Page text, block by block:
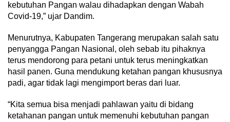
kebutuhan Pangan walau dihadapkan dengan Wabah
Covid-19,” ujar Dandim.
Menurutnya, Kabupaten Tangerang merupakan salah satu
penyangga Pangan Nasional, oleh sebab itu pihaknya
terus mendorong para petani untuk terus meningkatkan
hasil panen. Guna mendukung ketahan pangan khususnya
padi, agar tidak lagi mengimport beras dari luar.
“Kita semua bisa menjadi pahlawan yaitu di bidang
ketahanan pangan untuk memenuhi kebutuhan pangan